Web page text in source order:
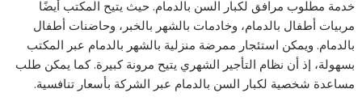
خدمة مطلوب مرافق لكبار السن بالدمام. حيث يتيح المكتب أيضًا
مربيات أطفال بالدمام، وخادمات بالشهر بالخبر، وحاضنات أطفال
بالدمام. ويمكن استئجار ممرضة منزلية بالشهر بالدمام عبر المكتب
بسهولة، إذ أن نظام التأجير الشهري يتيح مرونة كبيرة. كما يمكن طلب
مساعدة شخصية لكبار السن بالدمام عبر الشركة بأسعار تنافسية.